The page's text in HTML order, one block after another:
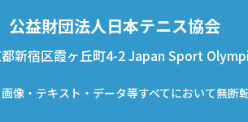
公益財団法⼈⽇本テニス協会
新宿区霞ヶ丘町4-2 Japan Sport
像‧テキスト‧データ等すべてにおいて無断